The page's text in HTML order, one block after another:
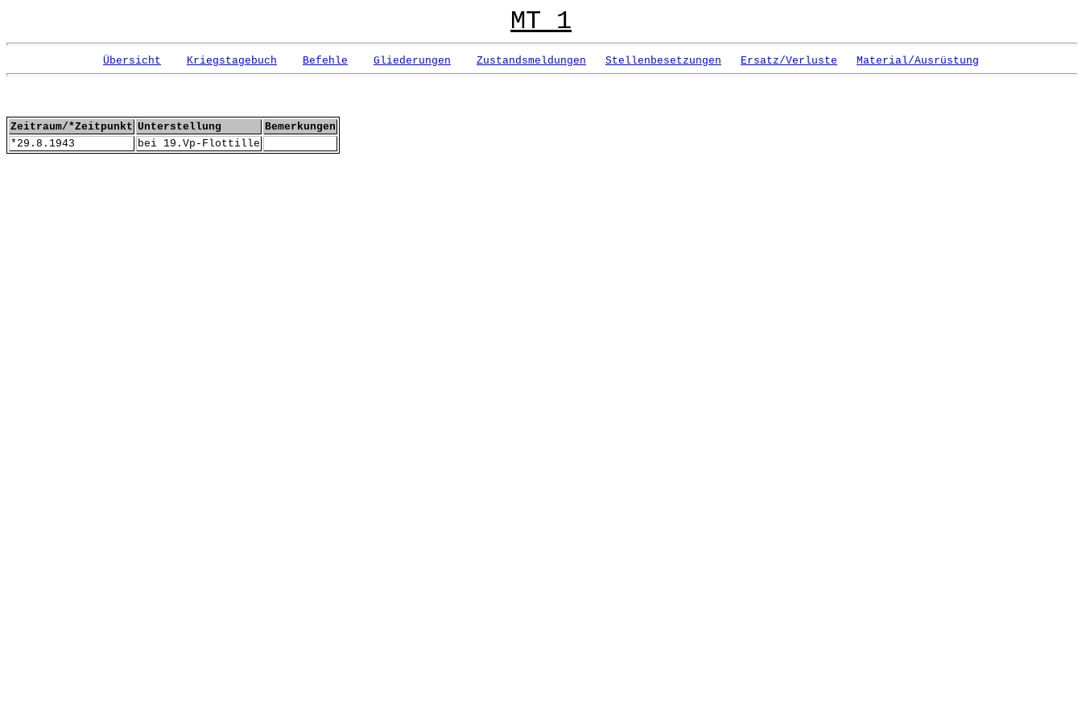
MT 1
Übersicht Kriegstagebuch Befehle Gliederungen Zustandsmeldungen Stellenbesetzungen Ersatz/Verluste Material/Ausrüstung
Zeitraum/*Zeitpunkt Unterstellung
Bemerkungen
*29.8.1943
bei 19.Vp-Flottille